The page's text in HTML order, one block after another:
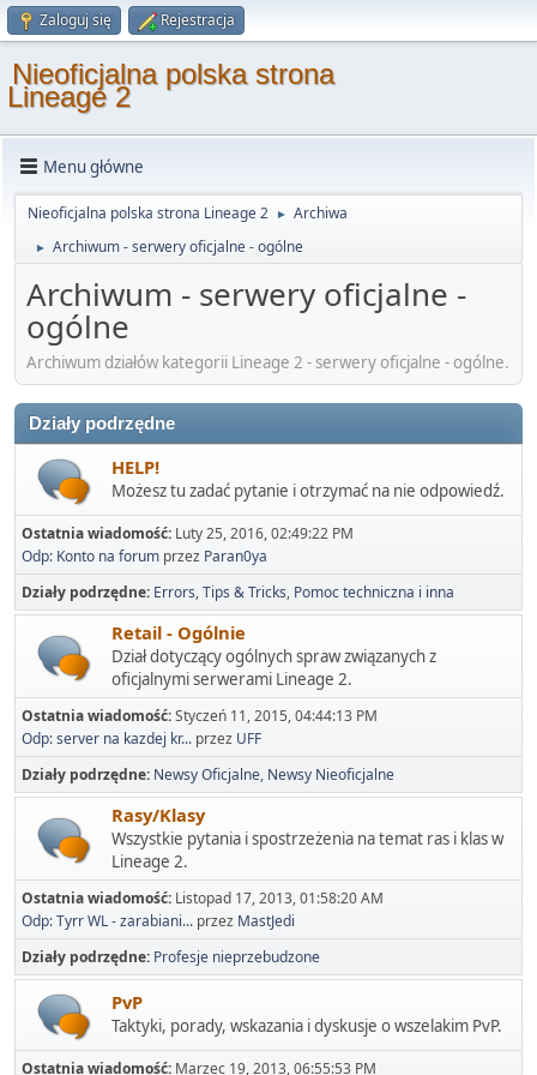
Zaloguj się Rejestracja
Nieoficjalna polska strona
Lineage 2
Menu główne
Nieoficjalna polska strona Lineage 2 ► Archiwa
► Archiwum - serwery oficjalne - ogólne
Archiwum - serwery oficjalne -
ogólne
Archiwum działów kategorii Lineage 2 - serwery oficjalne - ogólne.
Działy podrzędne
HELP!
Możesz tu zadać pytanie i otrzymać na nie odpowiedź.
Ostatnia wiadomość: Luty 25, 2016, 02:49:22 PM
Odp: Konto na forum przez Paran0ya
Działy podrzędne Errors Tips & Tricks Pomoc techniczna i inna
Retail - Ogólnie
Dział dotyczący ogólnych spraw związanych z
oficjalnymi serwerami Lineage 2.
Ostatnia wiadomość:Styczeń 11, 2015, 04:44:13 PM
Odp: server na kazdej kr... przez UFF
Działy podrzędne Newsy Oficjalne Newsy Nieoficjalne
Rasy/Klasy
Wszystkie pytania i spostrzeżenia na temat ras i klas w
Lineage 2.
Ostatnia wiadomość: Listopad 17, 2013, 01:58:20 AM
Odp: Tyrr WL - zarabiani... przez MastJedi
Działy podrzędne Profesje nieprzebudzone
PvP
Taktyki, porady, wskazania i dyskusje o wszelakim PvP.
Ostatnia wiadomość: Marzec 19, 2013, 06:55:53 PM